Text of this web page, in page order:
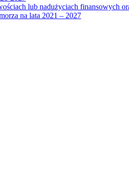
lub nadużyciach finansowych
na lata 2021 – 2027